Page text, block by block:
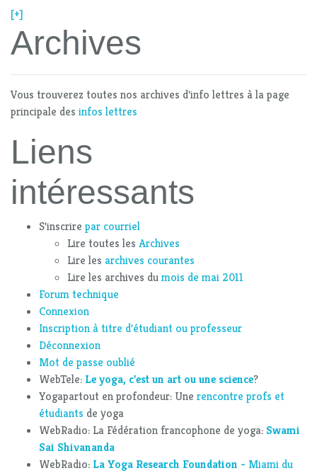
[+]
Archives
Vous trouverez toutes nos archives d'info lettres à la page
principale des infos lettres
Liens
intéressants
S'inscrire par courriel
Lire toutes les Archives
Lire les archives courantes
Lire les archives dumois de mai 2011
Forum technique
Connexion
Inscription à titre d'étudiant ou professeur
Déconnexion
Mot de passe oublié
WebTele: Le yoga, c'est un art ou une science?
Yogapartout en profondeur: Une rencontre profs et
étudiants de yoga
WebRadio: La Fédération francophone de yoga: Swami
Sai Shivananda
WebRadio: La Yoga Research Foundation - Miami du